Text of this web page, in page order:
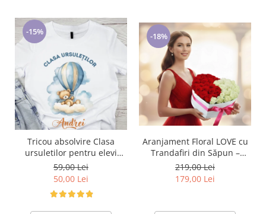
-15%
Tricou absolvire Clasa
ursuletilor pentru elevi
clasa 4 sau gradinita
ABS1073
59,00 Lei
50,00 Lei
-18%
Aranjament Floral LOVE cu
Trandafiri din Săpun –
Cadou Elegant și Memorabil
219,00 Lei
179,00 Lei